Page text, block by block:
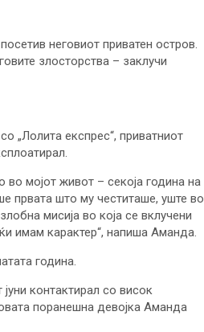
неговиот приватен остров.
злосторства – заклучи
„Лолита експрес“, приватниот
мојот живот – секоја година на
првата што му честиташе, уште во
мисија во која се вклучени
имам карактер“, напиша Аманда.
година.
контактирал со висок
поранешна девојка Аманда